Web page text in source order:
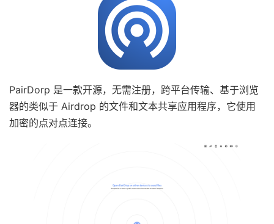
PairDorp 是一款开源，无需注册，跨平台传输、基于浏览
器的类似于 Airdrop 的文件和文本共享应用程序，它使用
加密的点对点连接。